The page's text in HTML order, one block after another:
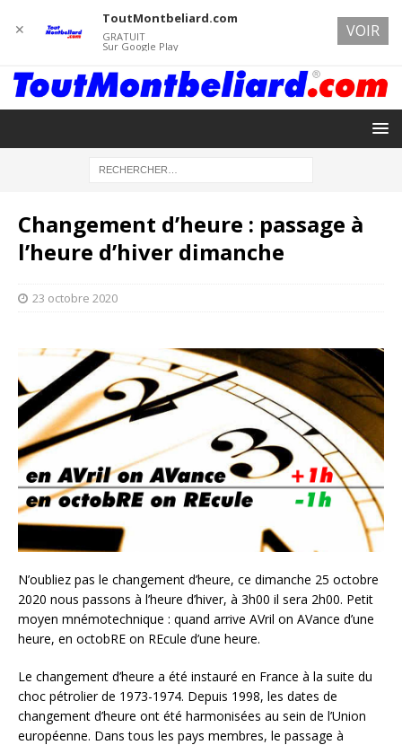
Changement d’heure : passage à
l’heure d’hiver dimanche
23 octobre 2020
N’oubliez pas le changement d’heure, ce dimanche 25 octobre
2020 nous passons à l’heure d’hiver, à 3h00 il sera 2h00. Petit
moyen mnémotechnique : quand arrive AVril on AVance d’une
heure, en octobRE on REcule d’une heure.
Le changement d’heure a été instauré en France à la suite du
choc pétrolier de 1973-1974. Depuis 1998, les dates de
changement d’heure ont été harmonisées au sein de l’Union
européenne. Dans tous les pays membres, le passage à
✕
ToutMontbeliard.com
GRATUIT
Sur Google Play
VOIR